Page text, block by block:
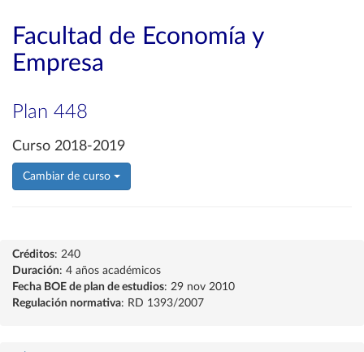
Facultad de Economía y
Empresa
Plan 448
Curso 2018-2019
Cambiar de curso
Créditos: 240
Duración: 4 años académicos
Fecha BOE de plan de estudios: 29 nov 2010
Regulación normativa: RD 1393/2007